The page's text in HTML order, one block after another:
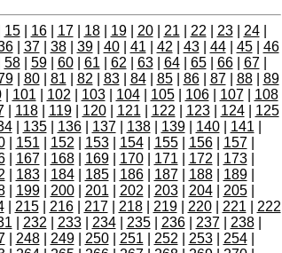
15| 16| 17| 18| 19| 20| 21 22 23| 24|
| 37| 38| 39| 40| 41 42 43| 44| 45| 46
58| 59| 60| 61 62 63| 64| 65| 66| 67|
| 80| 81 82 83| 84| 85| 86| 87| 88| 89
| 101 102 103| 104| 105| 106| 107| 108
| 118| 119| 120| 121 122 123| 124| 125
| 135| 136| 137| 138| 139| 140| 141
| 151 152 153| 154| 155| 156| 157|
| 167| 168| 169| 170| 171 172 173|
183| 184| 185| 186| 187| 188| 189|
| 199| 200| 201 202 203| 204| 205|
| 215| 216| 217| 218| 219| 220| 221
222
232 233| 234| 235| 236| 237| 238|
| 248| 249| 250| 251 252 253| 254|